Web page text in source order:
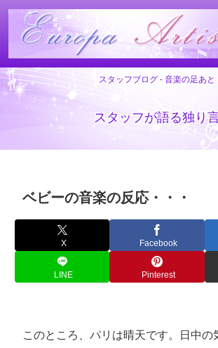
スタッフブログ - 音楽の足あと
スタッフが語る独り
ベビーの音楽の反応・・・
X Facebook
LINE Pinterest
このところ、パリは晴天です。日中の